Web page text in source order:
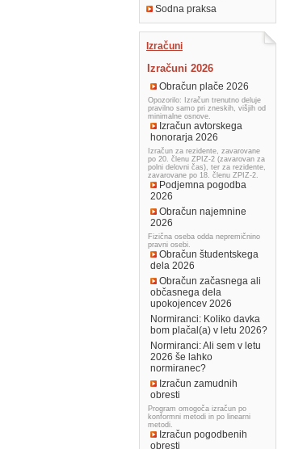
Sodna praksa
Izračuni
Izračuni 2026
Obračun plače 2026
Opozorilo: Izračun trenutno deluje
pravilno samo pri zneskih, višjih od
minimalne osnove.
Izračun avtorskega
honorarja 2026
Izračun za rezidente, zavarovane
po 20. členu ZPIZ-2 (zavarovan za
polni delovni čas), ter za rezidente,
zavarovane po 18. členu ZPIZ-2.
Podjemna pogodba
2026
Obračun najemnine
2026
Fizična oseba odda nepremičnino
pravni osebi.
Obračun študentskega
dela 2026
Obračun začasnega ali
občasnega dela
upokojencev 2026
Normiranci: Koliko davka
bom plačal(a) v letu 2026?
Normiranci: Ali sem v letu
2026 še lahko
normiranec?
Izračun zamudnih
obresti
Program omogoča izračun po
konformni metodi in po linearni
metodi.
Izračun pogodbenih
obresti